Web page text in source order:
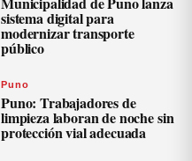
sistema digital para
modernizar transporte
público
Puno
Puno: Trabajadores de
limpieza laboran de noche sin
protección vial adecuada